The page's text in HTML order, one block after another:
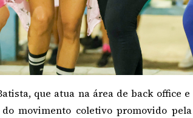
que atua na área de back office
movimento coletivo promovido